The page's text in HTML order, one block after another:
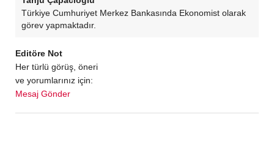
Türkiye Cumhuriyet Merkez Bankasında Ekonomist olarak
görev yapmaktadır.
Editöre Not
Her türlü görüş, öneri
ve yorumlarınız için:
Mesaj Gönder